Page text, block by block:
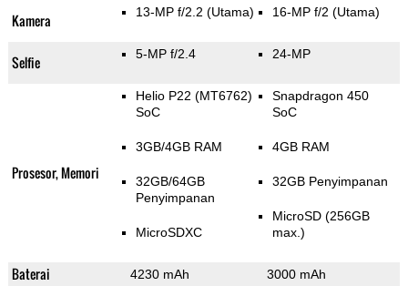
Kamera 13-MP f/2.2 (Utama) 16-MP f/2 (Utama)
Selfie 5-MP f/2.4 24-MP
Prosesor, Memori
Helio P22 (MT6762)
SoC
3GB/4GB RAM
32GB/64GB
Penyimpanan
MicroSDXC
Snapdragon 450
SoC
4GB RAM
32GB Penyimpanan
MicroSD (256GB
max.)
Baterai 4230 mAh 3000 mAh